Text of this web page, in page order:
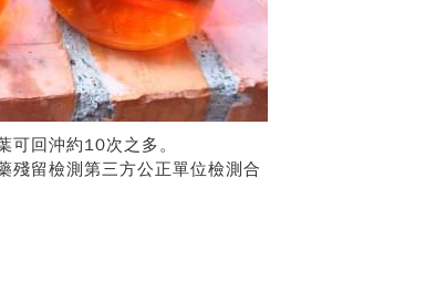
可回沖約10次之多。
殘留檢測第三方公正單位檢測合